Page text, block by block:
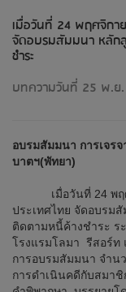
เมื่อวันที่ 24 พฤศจิก
จัดอบรมสัมมนา หลักสู
ชำระ
บทความวันที่ 25 พ.ย
อบรมสัมมนา การเจร
บาตฯ(พัทยา)
เมื่อวันที่ 24 พฤศจิ
ประเทศไทย จัดอบรม
ติดตามหนี้ค้างชำระ ร
โรงแรมโลมา รีสอร์ท
การอบรมสัมมนา จำน
การดำเนินคดีกับสมา